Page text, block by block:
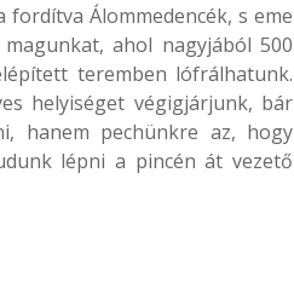
Álommedencék, s eme
ahol nagyjából 500
teremben lófrálhatunk.
helyiséget végigjárjunk, bár
hanem pechünkre az, hogy
lépni a pincén át vezető